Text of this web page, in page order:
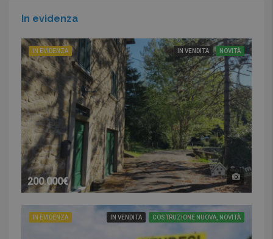
In evidenza
IN EVIDENZA IN VENDITA NOVITÀ
200.000€
IN EVIDENZA IN VENDITA COSTRUZIONE NUOVA, NOVITÀ